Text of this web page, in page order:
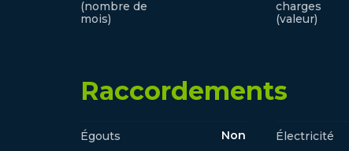
(nombre de
mois)
charges
(valeur)
Raccordements
Égouts Non Électricité